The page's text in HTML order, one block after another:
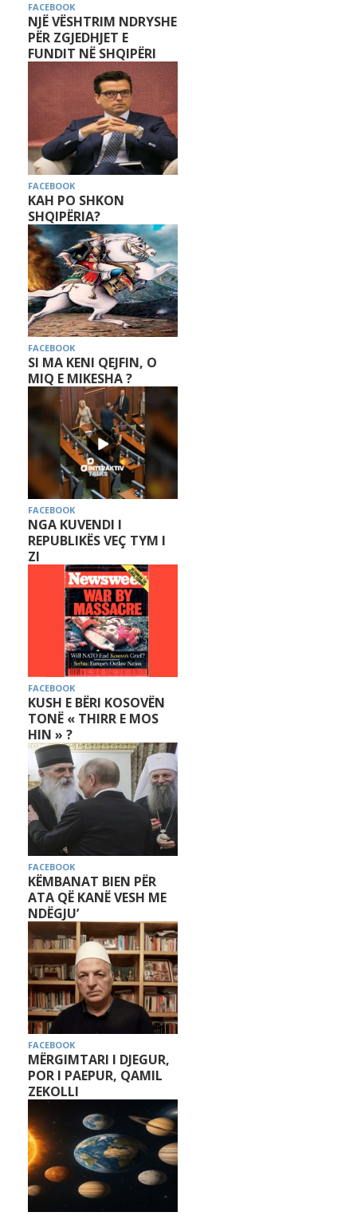
FACEBOOK
NJË VËSHTRIM NDRYSHE
PËR ZGJEDHJET E
FUNDIT NË SHQIPËRI
FACEBOOK
KAH PO SHKON
SHQIPËRIA?
FACEBOOK
SI MA KENI QEJFIN, O
MIQ E MIKESHA ?
FACEBOOK
NGA KUVENDI I
REPUBLIKËS VEÇ TYM I
ZI
FACEBOOK
KUSH E BËRI KOSOVËN
TONË « THIRR E MOS
HIN » ?
FACEBOOK
KËMBANAT BIEN PËR
ATA QË KANË VESH ME
NDËGJU’
FACEBOOK
MËRGIMTARI I DJEGUR,
POR I PAEPUR, QAMIL
ZEKOLLI